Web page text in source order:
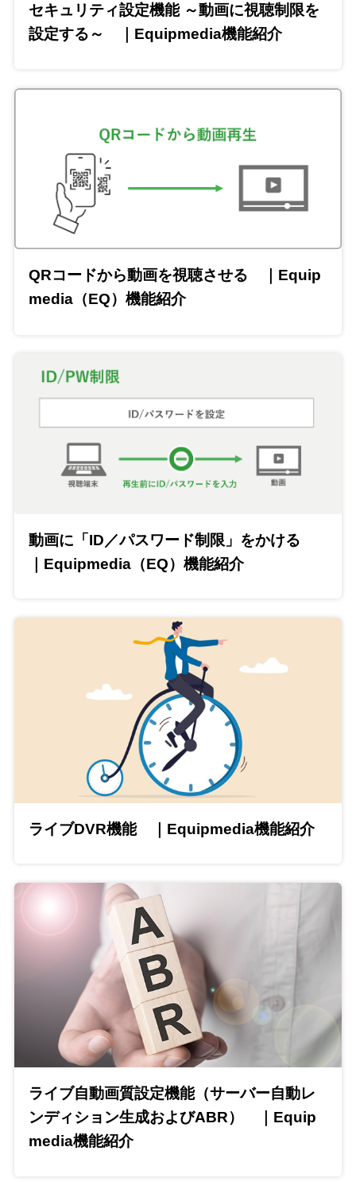
セキュリティ設定機能 ～動画に視聴制限を
設定する～ ｜Equipmedia機能紹介
QRコードから動画を視聴させる ｜Equip
media（EQ）機能紹介
動画に「ID／パスワード制限」をかける
｜Equipmedia（EQ）機能紹介
ライブDVR機能 ｜Equipmedia機能紹介
ライブ自動画質設定機能（サーバー自動レ
ンディション生成およびABR） ｜Equip
media機能紹介